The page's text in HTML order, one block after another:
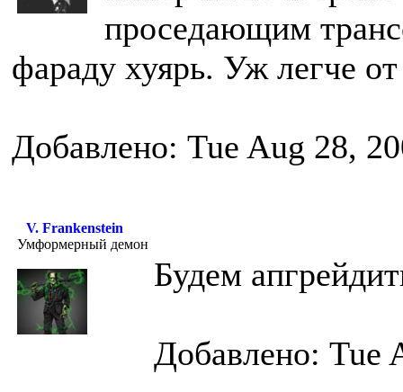
проседающим
фараду хуярь. Уж легче от
Добавлено: Tue Aug 28,
V. Frankenstein
Умформерный демон
Будем
Добавлено: Tue